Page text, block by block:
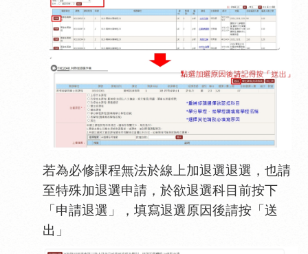
若為必修課程無法於線上加退選退選，也請
至特殊加退選申請，於欲退選科目前按下
「申請退選」，填寫退選原因後請按「送
出」